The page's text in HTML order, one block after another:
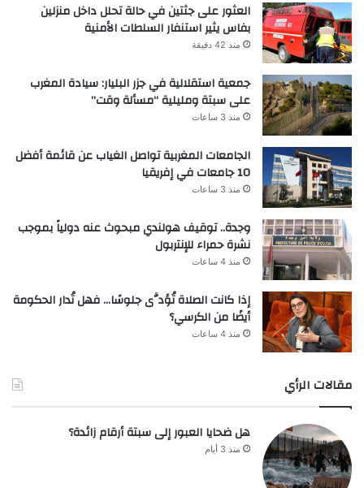
العثور على جثتين في حالة تحلل داخل منزلين
بفاس يثير استنفار السلطات الأمنية
منذ 42 دقيقة
جمعية استقلالية في جزر البليار: سيادة المغرب
على سبتة ومليلية “مسألة وقت”
منذ 3 ساعات
الجامعات المغربية تواصل الغياب عن قائمة أفضل
10 جامعات في إفريقيا
منذ 3 ساعات
وجدة.. توقيف هولندي مبحوث عنه دولياً بموجب
نشرة حمراء للإنتربول
منذ 4 ساعات
إذا كانت الصلاة تُؤدَّى جلوسًا… فهل تُدار الحكومة
أيضًا من الكرسي؟
منذ 4 ساعات
مقالات الرأي
هل ضحايا العبور إلى سبتة أرقام زائدة؟
منذ 3 أيام